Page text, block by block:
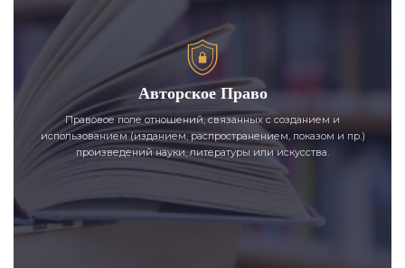
Авторское Право
Правовое поле отношений, связанных с созданием и
использованием (изданием, распространением, показом и пр.)
произведений науки, литературы или искусства.